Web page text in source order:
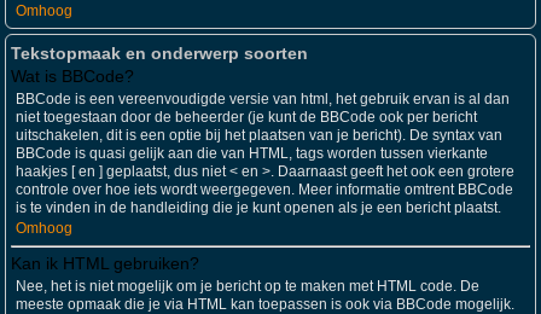
Omhoog
Tekstopmaak en onderwerp soorten
Wat is BBCode?
BBCode is een vereenvoudigde versie van html, het gebruik ervan is al dan
niet toegestaan door de beheerder (je kunt de BBCode ook per bericht
uitschakelen, dit is een optie bij het plaatsen van je bericht). De syntax van
BBCode is quasi gelijk aan die van HTML, tags worden tussen vierkante
haakjes [ en ] geplaatst, dus niet < en >. Daarnaast geeft het ook een grotere
controle over hoe iets wordt weergegeven. Meer informatie omtrent BBCode
is te vinden in de handleiding die je kunt openen als je een bericht plaatst.
Omhoog
Kan ik HTML gebruiken?
Nee, het is niet mogelijk om je bericht op te maken met HTML code. De
meeste opmaak die je via HTML kan toepassen is ook via BBCode mogelijk.